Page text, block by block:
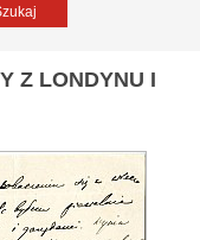
Z LONDYNU I